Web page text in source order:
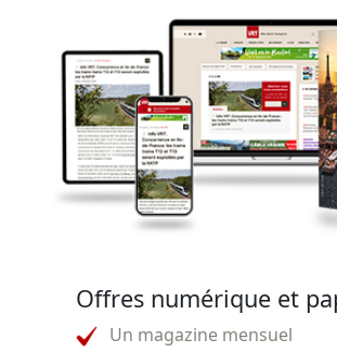
Offres numérique et
Un magazine mensuel